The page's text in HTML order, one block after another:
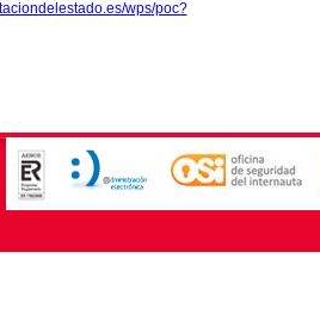
wps/poc?